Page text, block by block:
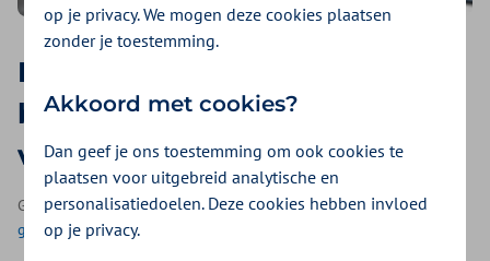
Bekkenbodem verzwakt na
bevalling? 3 oefeningen voor
versterken spieren
Geplaatst op 21 juli 2025 | Een artikel als onderdeel vanVrouw en
gezondheid| 3 minuten lezen
op je privacy. We mogen deze cookies plaatsen
zonder je toestemming.
Akkoord met cookies?
Dan geef je ons toestemming om ook cookies te
plaatsen voor uitgebreid analytische en
personalisatiedoelen. Deze cookies hebben invloed
op je privacy.